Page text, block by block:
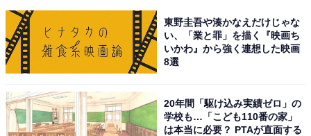
東野圭吾や湊かなえだけじゃな
い、「業と罪」を描く『映画ち
いかわ』から強く連想した映画
8選
20年間「駆け込み実績ゼロ」の
学校も…「こども110番の家」
は本当に必要？ PTAが直面する